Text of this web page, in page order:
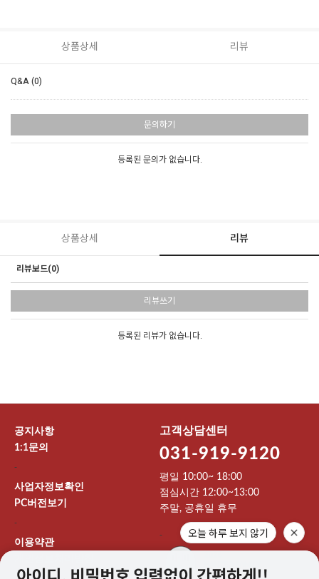
상품상세 리뷰
Q&A (0)
문의하기
등록된 문의가 없습니다.
상품상세 리뷰
리뷰보드(0)
리뷰쓰기
등록된 리뷰가 없습니다.
공지사항
1:1문의
-
사업자정보확인
PC버전보기
-
이용약관
이용안내
고객상담센터
031-919-9120
평일 10:00~ 18:00
점심시간 12:00~13:00
주말, 공휴일 휴무
- 오늘 하루 보지 않기